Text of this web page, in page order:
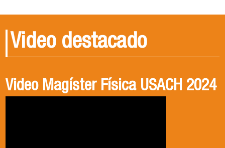
Video destacado
Video Magíster Física USACH 2024
Video Doctorado Física USACH